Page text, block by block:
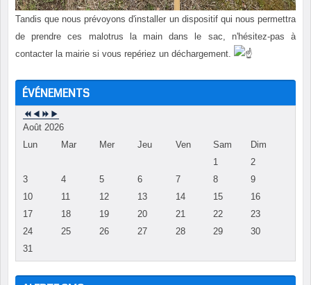
Tandis que nous prévoyons d'installer un dispositif qui nous permettra
de prendre ces malotrus la main dans le sac, n'hésitez-pas à
contacter la mairie si vous repériez un déchargement.
ÉVÉNEMENTS
Août 2026
Lun
Mar Mer Jeu Ven Sam
Dim
1
2
3
4 5 6 7 8
9
10
11 12 13 14 15
16
17
18 19 20 21 22
23
24
25 26 27 28 29
30
31